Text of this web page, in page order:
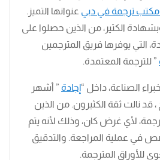
ترجمة في دبي عنوانها التميز.
الكثير، من الذين حصلوا على
التي يوفرها فريق المترجمين
” للترجمة المعتمدة.
الصناعة، داخل “إجادة ” أشهر
قد نالت ثقة الكثيرون. من الذين
لأي غرض كان، وذلك لأنه يتم
في عملية المراجعة. والتدقيق
للأوراق المترجمة.